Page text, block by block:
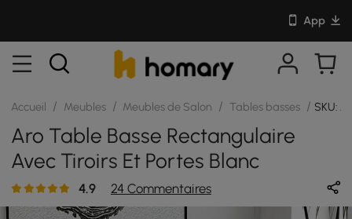
App
Accueil / Meubles / Meubles de Salon / Tables basses / SKU:
Aro Table Basse Rectangulaire
Avec Tiroirs Et Portes Blanc
4.9 24 Commentaires